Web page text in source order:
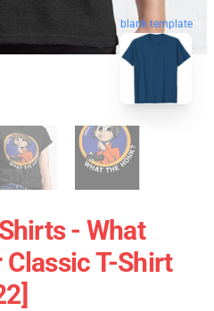
blank template
- What
Classic T-Shirt